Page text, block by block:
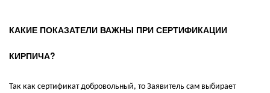
КАКИЕ ПОКАЗАТЕЛИ ВАЖНЫ ПРИ СЕРТИФИКАЦИИ
КИРПИЧА?
Так как сертификат добровольный, то Заявитель сам выбирает